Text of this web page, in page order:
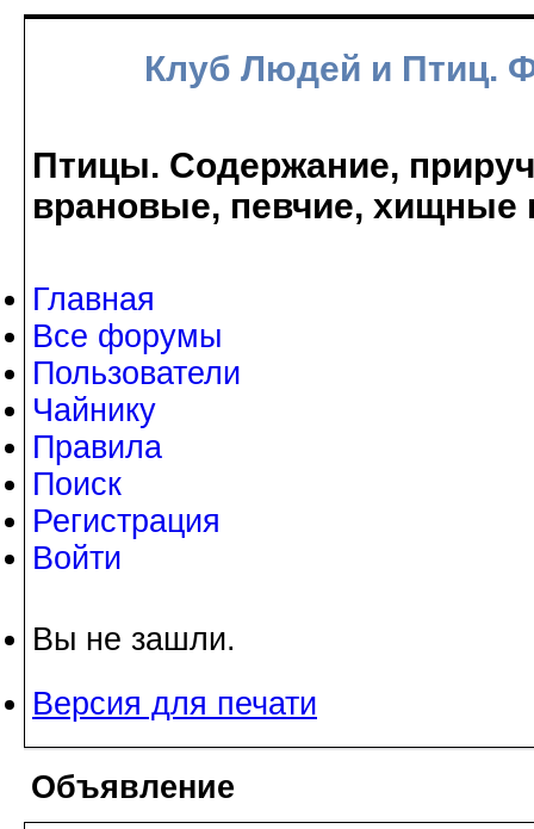
Клуб Людей и Птиц.
Птицы. Содержание,
врановые, певчие, хищные
Главная
Все форумы
Пользователи
Чайнику
Правила
Поиск
Регистрация
Войти
Вы не зашли.
Версия для печати
Объявление